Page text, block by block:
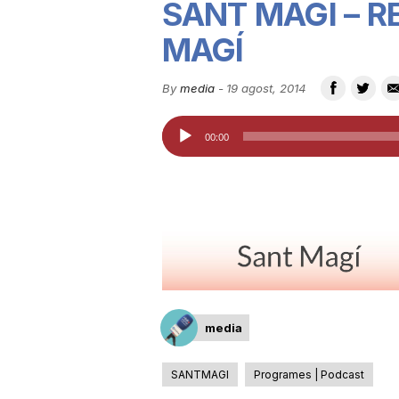
u
t
a
d
T
SANT MAGÍ –
MAGÍ
By media- 19 agost, 2014
Reproductor
d'àudio
00:00
media
SANTMAGI Programes | Podcast